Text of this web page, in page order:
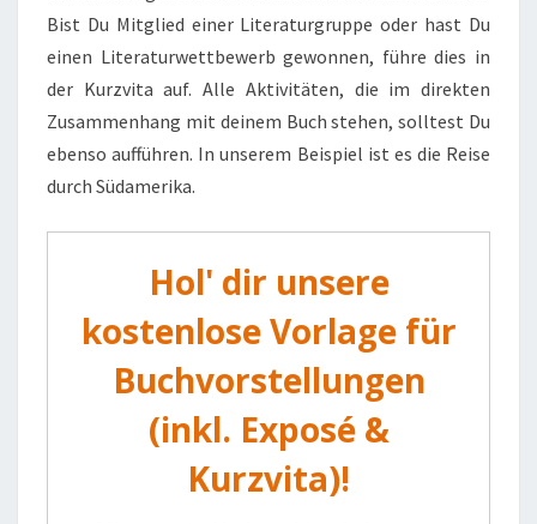
Bist Du Mitglied einer Literaturgruppe oder hast Du
einen Literaturwettbewerb gewonnen, führe dies in
der Kurzvita auf. Alle Aktivitäten, die im direkten
Zusammenhang mit deinem Buch stehen, solltest Du
ebenso aufführen. In unserem Beispiel ist es die Reise
durch Südamerika.